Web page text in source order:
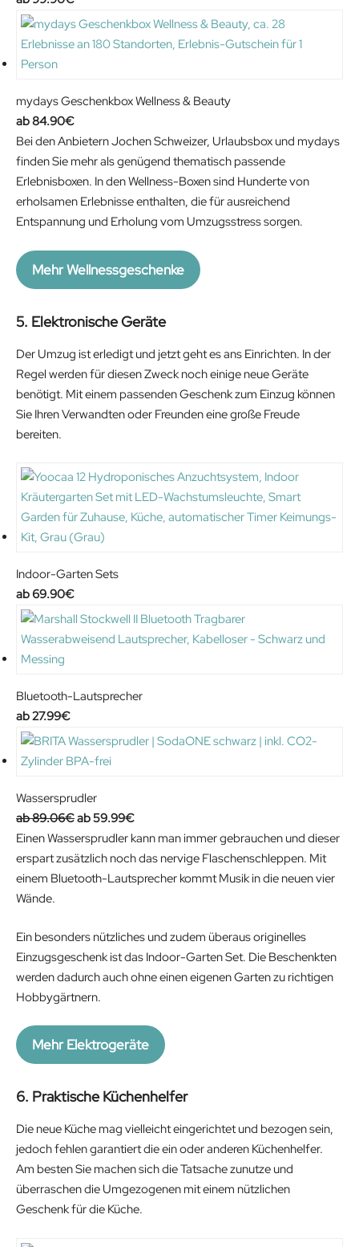
mydays Geschenkbox Wellness & Beauty
84.90€
Bei den Anbietern Jochen Schweizer, Urlaubsbox und mydays
finden Sie mehr als genügend thematisch passende
Erlebnisboxen. In den Wellness-Boxen sind Hunderte von
erholsamen Erlebnisse enthalten, die für ausreichend
Entspannung und Erholung vom Umzugsstress sorgen.
Mehr Wellnessgeschenke
5. Elektronische Geräte
Der Umzug ist erledigt und jetzt geht es ans Einrichten. In der
Regel werden für diesen Zweck noch einige neue Geräte
benötigt. Mit einem passenden Geschenk zum Einzug können
Sie Ihren Verwandten oder Freunden eine große Freude
bereiten.
Indoor-Garten Sets
69.90€
Bluetooth-Lautsprecher
27.99€
Wassersprudler
89.06€O
r
i
g
a
l
p
r
c
a
9
0
59.99€C
u
r
r
t
p
r
e
:
Einen Wassersprudler kann man immer gebrauchen und dieser
erspart zusätzlich noch das nervige Flaschenschleppen. Mit
einem Bluetooth-Lautsprecher kommt Musik in die neuen vier
Wände.
Ein besonders nützliches und zudem überaus originelles
Einzugsgeschenk ist das Indoor-Garten Set. Die Beschenkten
werden dadurch auch ohne einen eigenen Garten zu richtigen
Hobbygärtnern.
Mehr Elektrogeräte
6. Praktische Küchenhelfer
Die neue Küche mag vielleicht eingerichtet und bezogen sein,
jedoch fehlen garantiert die ein oder anderen Küchenhelfer.
Am besten Sie machen sich die Tatsache zunutze und
überraschen die Umgezogenen mit einem nützlichen
Geschenk für die Küche.